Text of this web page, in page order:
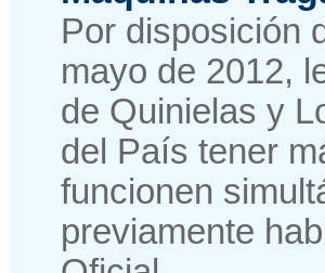
Por disposición
mayo de 2012,
de Quinielas y
del País tener
funcionen
previamente